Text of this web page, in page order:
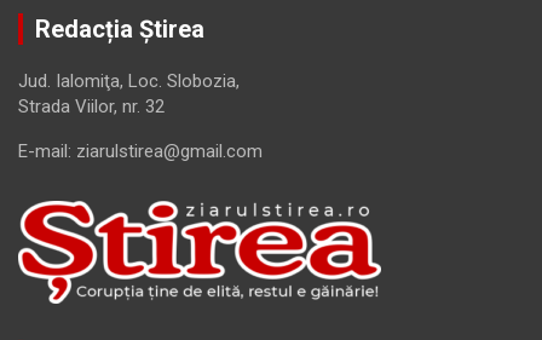
Redacția Știrea
Jud. Ialomiţa, Loc. Slobozia,
Strada Viilor, nr. 32
E-mail: ziarulstirea@gmail.com